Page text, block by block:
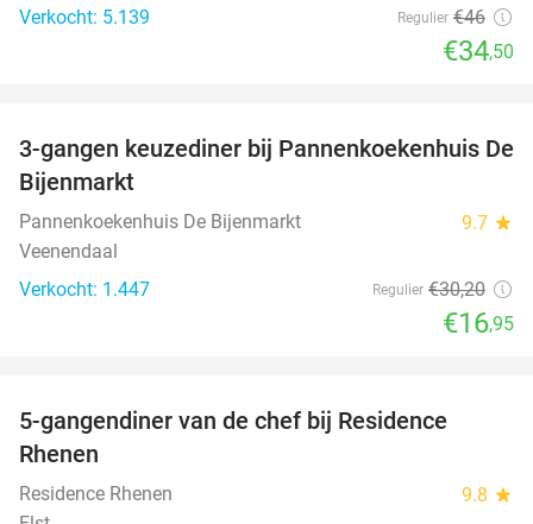
Verkocht: 5.139 Regulier €46
€34,50
44%
3-gangen keuzediner bij Pannenkoekenhuis De
Bijenmarkt
Pannenkoekenhuis De Bijenmarkt 9.7 star
Veenendaal
Verkocht: 1.447
Regulier €30,20
€16,95
5-gangendiner van de chef bij Residence
Rhenen
Residence Rhenen 9.8 star